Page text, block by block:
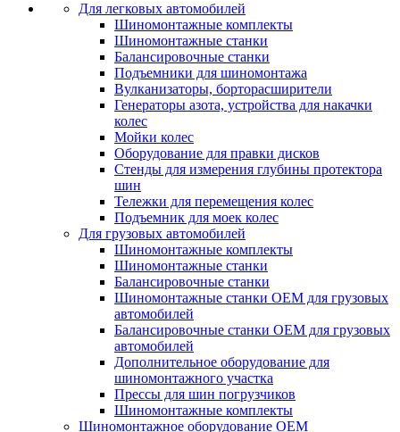
Для легковых автомобилей
Шиномонтажные комплекты
Шиномонтажные станки
Балансировочные станки
Подъемники для шиномонтажа
Вулканизаторы, борторасширители
Генераторы азота, устройства для накачки
колес
Мойки колес
Оборудование для правки дисков
Стенды для измерения глубины протектора
шин
Тележки для перемещения колес
Подъемник для моек колеc
Для грузовых автомобилей
Шиномонтажные комплекты
Шиномонтажные станки
Балансировочные станки
Шиномонтажные станки ОЕМ для грузовых
автомобилей
Балансировочные станки ОЕМ для грузовых
автомобилей
Дополнительное оборудование для
шиномонтажного участка
Прессы для шин погрузчиков
Шиномонтажные комплекты
Шиномонтажное оборудование ОЕМ